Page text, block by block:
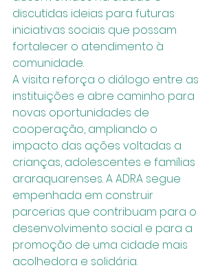
discutidas ideias para futuras
iniciativas sociais que possam
fortalecer o atendimento à
comunidade.
A visita reforça o diálogo entre as
instituições e abre caminho para
novas oportunidades de
cooperação, ampliando o
impacto das ações voltadas a
crianças, adolescentes e famílias
araraquarenses. A ADRA segue
empenhada em construir
parcerias que contribuam para o
desenvolvimento social e para a
promoção de uma cidade mais
acolhedora e solidária.